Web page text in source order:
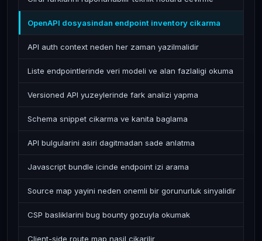
OpenAPI dosyasindan endpoint inventory cikarma
API auth context neden her zaman yazilmalidir
Liste endpointlerinde veri modeli ve alan fazlaligi okuma
Versioned API yuzeylerinde fark analizi yapma
Schema snippet cikarma ve kanita baglama
API bulgularini asiri dagitmadan sade anlatma
Javascript bundle icinde endpoint izi arama
Source map yayini neden onemli bir gorunurluk sinyalidir
CSP basliklarini bug bounty gozuyla okumak
Client-side route map nasil cikarilir